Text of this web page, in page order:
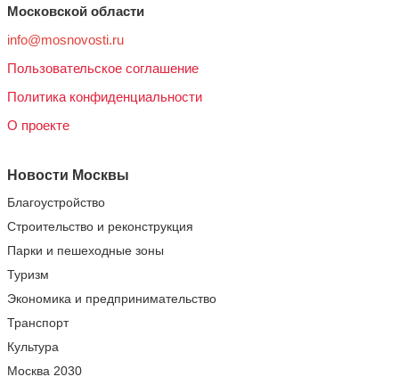
Московской области
info@mosnovosti.ru
Пользовательское соглашение
Политика конфиденциальности
О проекте
Новости Москвы
Благоустройство
Строительство и реконструкция
Парки и пешеходные зоны
Туризм
Экономика и предпринимательство
Транспорт
Культура
Москва 2030